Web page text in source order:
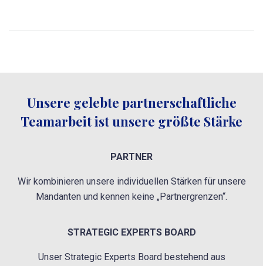
Unsere gelebte partnerschaftliche
Teamarbeit ist unsere größte Stärke
PARTNER
Wir kombinieren unsere individuellen Stärken für unsere
Mandanten und kennen keine „Partnergrenzen“.
STRATEGIC EXPERTS BOARD
Unser Strategic Experts Board bestehend aus